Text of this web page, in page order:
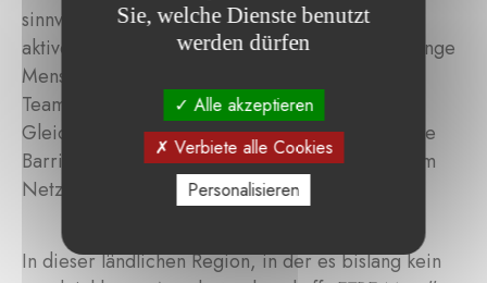
sinnvollen Sektoren zu eröffnen. Durch einen
aktiven, praxisorientierten Lehransatz können junge
Menschen Lernfreude, Selbstständigkeit und
Teamarbeit auf lokaler Ebene wiederentdecken.
Gleichzeitig überwinden sie sozio-professionelle
Barrieren, indem sie wertvolle Kontakte zu einem
Netzwerk professioneller Akteure knüpfen.
In dieser ländlichen Region, in der es bislang kein
Sie, welche Dienste benutzt
werden dürfen
Alle akzeptieren
Verbiete alle Cookies
Personalisieren